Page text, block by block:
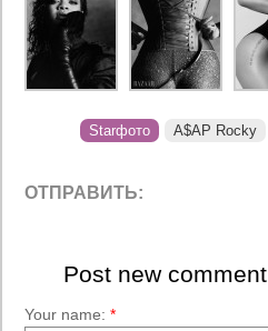
Starфото A$AP Rocky
ОТПРАВИТЬ:
Post new comment
Your name: *